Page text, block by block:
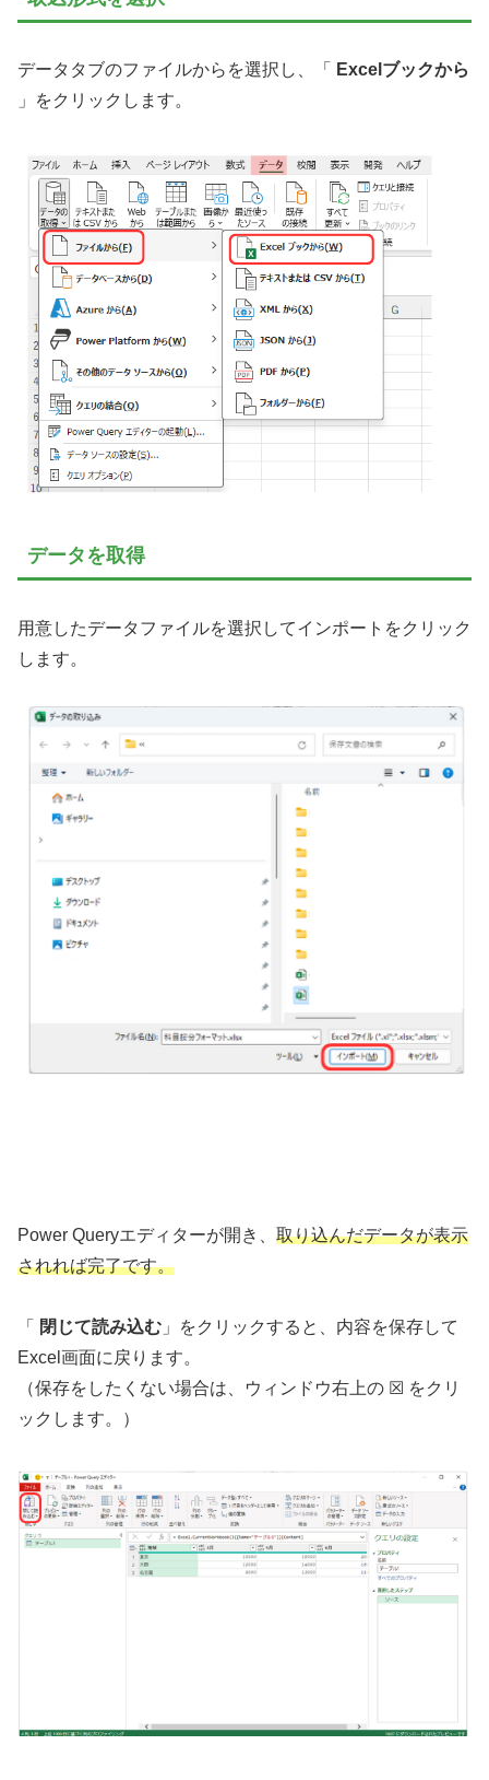
データタブのファイルからを選択し、「
Excelブックから
」をクリックします。
データを取得
用意したデータファイルを選択してインポートをクリック
します。
Power Queryエディターが開き、 取り込んだデータが表示
されれば完了です。
「 閉じて読み込む 」をクリックすると、内容を保存して
Excel画面に戻ります。
（保存をしたくない場合は、ウィンドウ右上の ☒ をクリ
ックします。）